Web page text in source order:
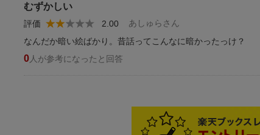
むずかしい
あしゅらさん
評価 2.00
なんだか暗い絵ばかり。昔話ってこんなに暗かったっけ？
0 人が参考になったと回答